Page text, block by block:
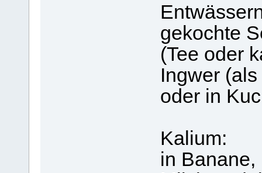
gekochte
(Tee oder
Ingwer
oder in
Kalium:
in Banane,